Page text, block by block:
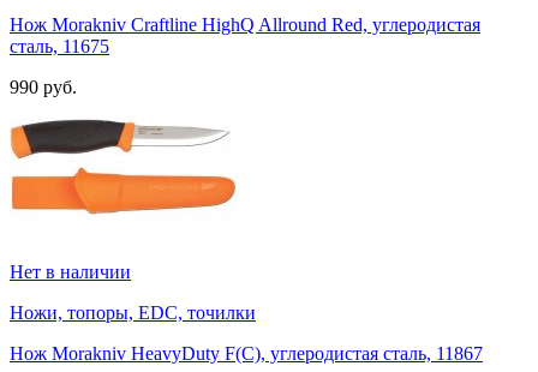
Нож Morakniv Craftline HighQ Allround Red, углеродистая
сталь, 11675
990 руб.
Нет в наличии
Ножи, топоры, EDC, точилки
Нож Morakniv HeavyDuty F(C), углеродистая сталь, 11867